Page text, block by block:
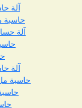
آلة
حاسبة
آلة
آلة
حاسبة